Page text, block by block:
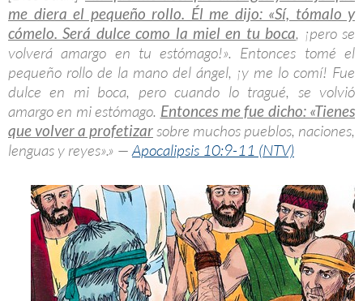
me diera el pequeño rollo. Él me dijo: «Sí, tómalo y
cómelo. Será dulce como la miel en tu boca, ¡pero se
volverá amargo en tu estómago!». Entonces tomé el
pequeño rollo de la mano del ángel, ¡y me lo comí! Fue
dulce en mi boca, pero cuando lo tragué, se volvió
amargo en mi estómago. Entonces me fue dicho: «Tienes
que volver a profetizarsobre muchos pueblos, naciones,
lenguas y reyes».» —Apocalipsis 10:9-11 (NTV)